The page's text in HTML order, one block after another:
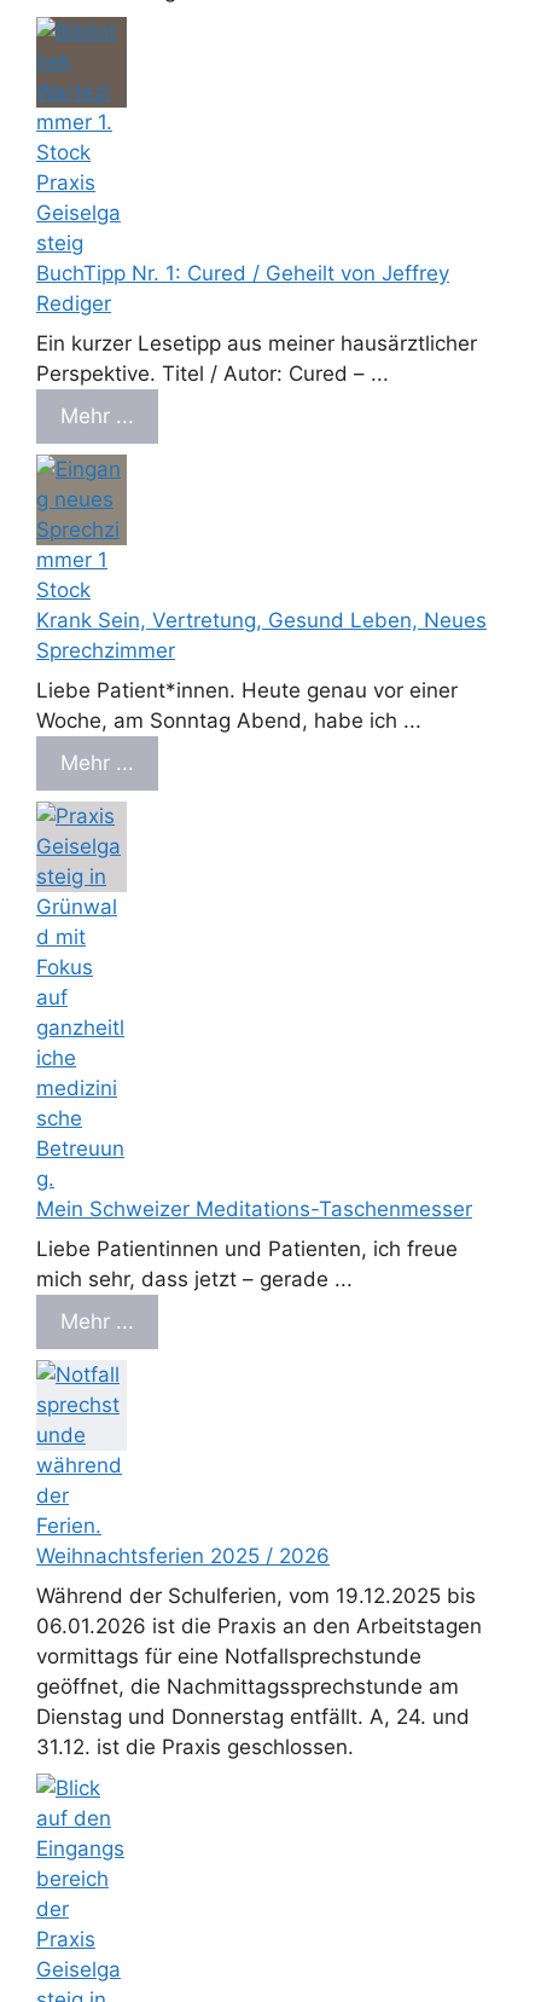
BuchTipp Nr. 1: Cured / Geheilt von Jeffrey
Rediger
Ein kurzer Lesetipp aus meiner hausärztlicher
Perspektive. Titel / Autor: Cured – ...
Mehr ...
Krank Sein, Vertretung, Gesund Leben, Neues
Sprechzimmer
Liebe Patient*innen. Heute genau vor einer
Woche, am Sonntag Abend, habe ich ...
Mehr ...
Mein Schweizer Meditations-Taschenmesser
Liebe Patientinnen und Patienten, ich freue
mich sehr, dass jetzt – gerade ...
Mehr ...
Weihnachtsferien 2025 / 2026
Während der Schulferien, vom 19.12.2025 bis
06.01.2026 ist die Praxis an den Arbeitstagen
vormittags für eine Notfallsprechstunde
geöffnet, die Nachmittagssprechstunde am
Dienstag und Donnerstag entfällt. A, 24. und
31.12. ist die Praxis geschlossen.